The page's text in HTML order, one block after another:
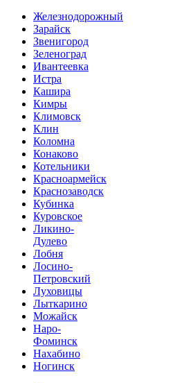
Железнодорожный
Зарайск
Звенигород
Зеленоград
Ивантеевка
Истра
Кашира
Кимры
Климовск
Клин
Коломна
Конаково
Котельники
Красноармейск
Краснозаводск
Кубинка
Куровское
Ликино-
Дулево
Лобня
Лосино-
Петровский
Луховицы
Лыткарино
Можайск
Наро-
Фоминск
Нахабино
Ногинск